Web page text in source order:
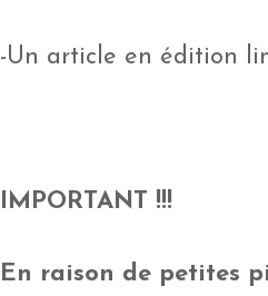
-Un article en édition
IMPORTANT !!!
En raison de petites